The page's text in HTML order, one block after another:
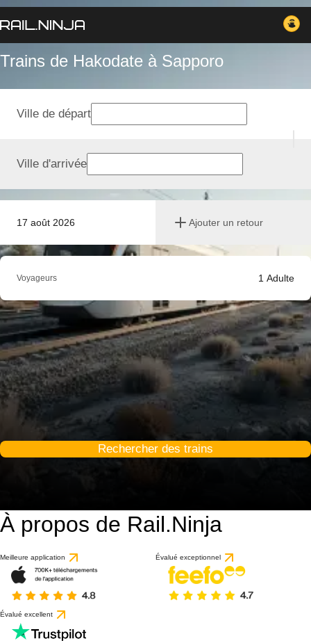
Trains de Hakodate à Sapporo
17 août 2026 Ajouter un retour
Ville de départ
Ville d'arrivée
Voyageurs 1 Adulte
Rechercher des trains
À propos de Rail.Ninja
Meilleure application Évalué exceptionnel
Évalué excellent